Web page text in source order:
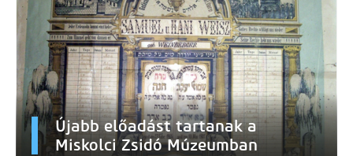
Újabb előadást tartanak a
Miskolci Zsidó Múzeumban